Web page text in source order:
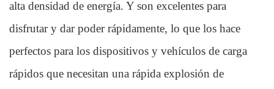
alta densidad de energía. Y son excelentes para
disfrutar y dar poder rápidamente, lo que los hace
perfectos para los dispositivos y vehículos de carga
rápidos que necesitan una rápida explosión de